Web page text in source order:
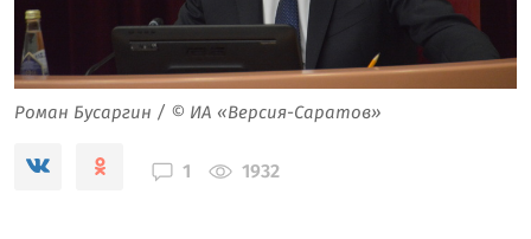
Роман Бусаргин / © ИА «Версия-Саратов»
1 1932